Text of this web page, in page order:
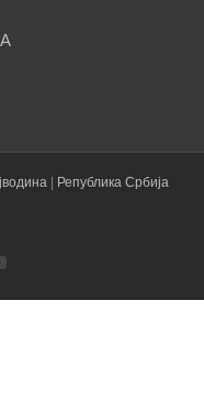
| Република Србија
YouTube